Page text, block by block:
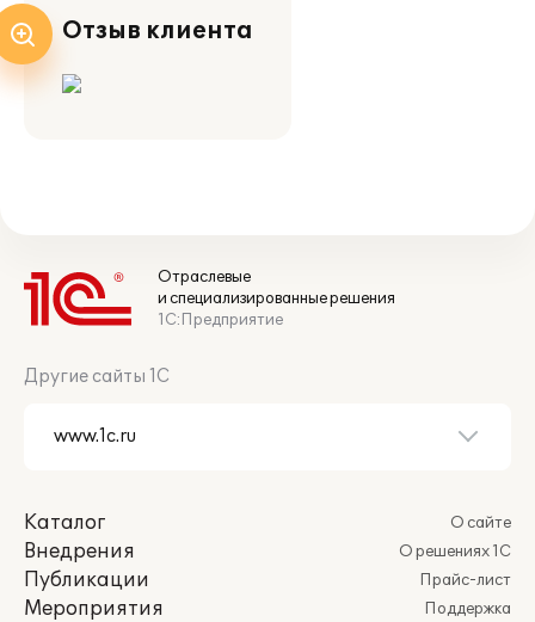
Отзыв клиента
Отраслевые
и специализированные решения
1С:Предприятие
Другие сайты 1С
Каталог
Внедрения
Публикации
Мероприятия
О сайте
О решениях 1С
Прайс-лист
Поддержка